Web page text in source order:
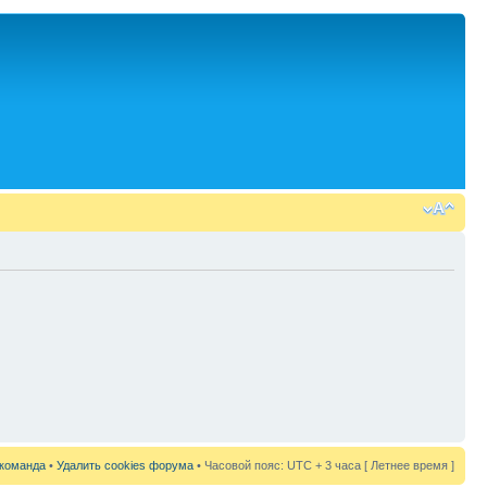
• Удалить cookies форума • Часовой пояс: UTC + 3 часа [ Летнее время ]